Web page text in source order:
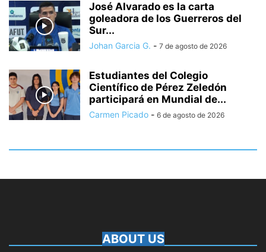
José Alvarado es la carta
goleadora de los Guerreros del
Sur...
Johan Garcia G. - 7 de agosto de 2026
Estudiantes del Colegio
Científico de Pérez Zeledón
participará en Mundial de...
Carmen Picado - 6 de agosto de 2026
ABOUT US